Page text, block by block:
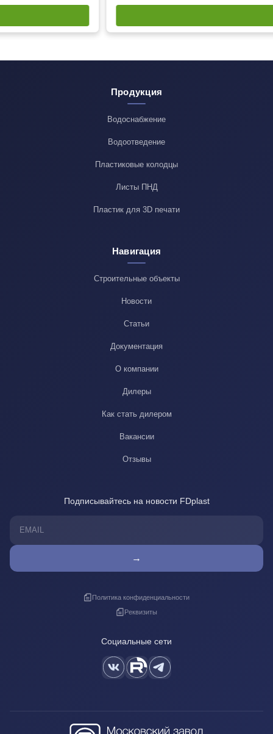
Продукция
Водоснабжение
Водоотведение
Пластиковые колодцы
Листы ПНД
Пластик для 3D печати
Навигация
Строительные объекты
Новости
Статьи
Документация
О компании
Дилеры
Как стать дилером
Вакансии
Отзывы
Подписывайтесь на новости FDplast
→
Политика конфиденциальности
Реквизиты
Социальные сети